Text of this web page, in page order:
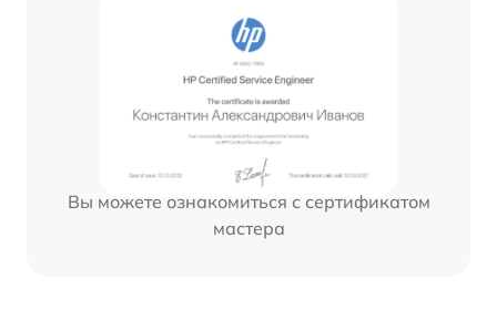
Вы можете ознакомиться с сертификатом
мастера